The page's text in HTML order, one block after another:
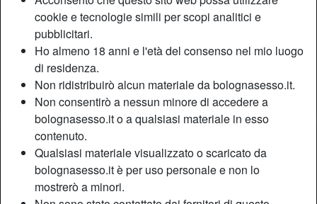
cookie e tecnologie simili per scopi analitici e
pubblicitari.
Ho almeno 18 anni e l'età del consenso nel mio luogo
di residenza.
Non ridistribuirò alcun materiale da bolognasesso.it.
Non consentirò a nessun minore di accedere a
bolognasesso.it o a qualsiasi materiale in esso
contenuto.
Qualsiasi materiale visualizzato o scaricato da
bolognasesso.it è per uso personale e non lo
mostrerò a minori.
Nickname:
Età:
21
Paese:
Italia
Provincia:
Cremona